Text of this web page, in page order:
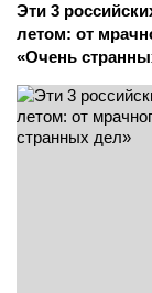
Эти 3
летом: от
«Очень